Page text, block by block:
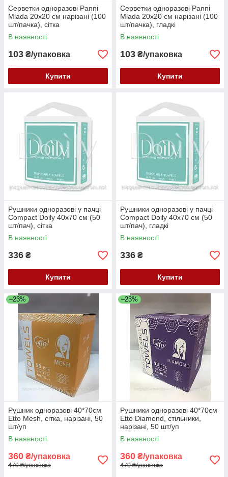
Серветки одноразові Panni
Mlada 20х20 см нарізані (100
шт/пачка), сітка
В наявності
103 ₴/упаковка
Купити
Серветки одноразові Panni
Mlada 20х20 см нарізані (100
шт/пачка), гладкі
В наявності
103 ₴/упаковка
Купити
Рушники одноразові у пачці
Compact Doily 40х70 см (50
шт/пач), сітка
В наявності
336 ₴
Купити
Рушники одноразові у пачці
Compact Doily 40х70 см (50
шт/пач), гладкі
В наявності
336 ₴
Купити
–23%
Рушник одноразові 40*70см
Etto Mesh, сітка, нарізані, 50
шт/уп
В наявності
360 ₴/упаковка
470 ₴/упаковка
–23%
Рушники одноразові 40*70см
Etto Diamond, стільники,
нарізані, 50 шт/уп
В наявності
360 ₴/упаковка
470 ₴/упаковка